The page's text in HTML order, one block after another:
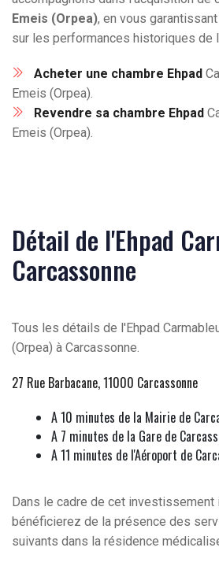
Emeis (Orpea), en vous
sur les performances historiques de
Acheter une chambre Ehpad
Emeis (Orpea).
Revendre sa chambre Ehpad
Emeis (Orpea).
Détail de l'Ehpad
Carcassonne
Tous les détails de l'Ehpad
(Orpea) à Carcassonne.
27 Rue Barbacane, 11000 Carcassonne
A 10 minutes de la Mairie de
A 7 minutes de la Gare de
A 11 minutes de l'Aéroport de
Dans le cadre de cet investissement
bénéficierez de la présence des
suivants dans la résidence